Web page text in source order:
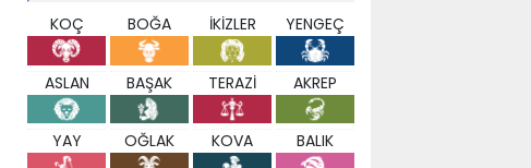
KOÇ BOĞA İKİZLER YENGEÇ
ASLAN BAŞAK TERAZİ AKREP
YAY OĞLAK KOVA BALIK